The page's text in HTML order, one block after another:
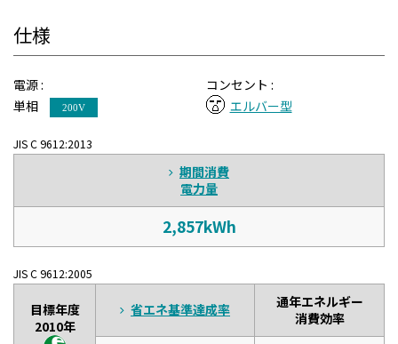
仕様
電源 :
単相
200V
コンセント :
エルバー型
JIS C 9612:2013
期間消費
電力量
2,857kWh
JIS C 9612:2005
目標年度
2010年
省エネ基準達成率
通年エネルギー
消費効率